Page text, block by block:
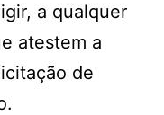
a qualquer
atestem a
de